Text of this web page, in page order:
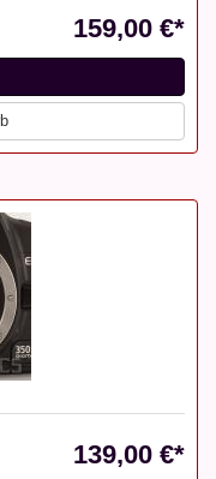
159,00 €*
139,00 €*